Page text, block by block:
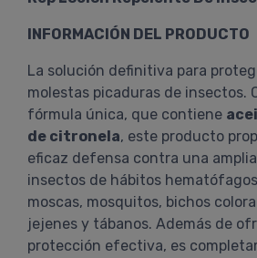
INFORMACIÓN DEL PRODUCTO
La solución definitiva para
molestas picaduras de insectos.
fórmula única, que contiene
de citronela, este producto
eficaz defensa contra una
insectos de hábitos
moscas, mosquitos, bichos
jejenes y tábanos. Además de
protección efectiva, es